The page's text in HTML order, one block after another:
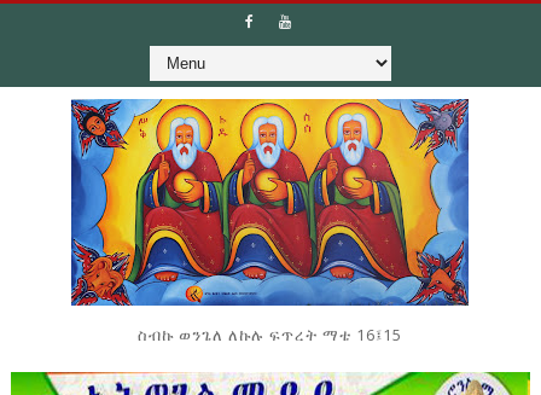
ስብኩ ወንጌለ ለኩሉ ፍጥረት ማቴ 16፤15